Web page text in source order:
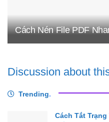
Cách Nén File PDF
Discussion about
Trending.
Cách Tắt